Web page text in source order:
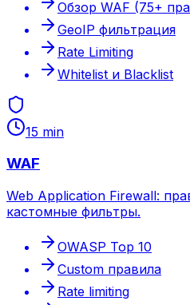
Обзор WAF (75+
GeoIP фильтрация
Rate Limiting
Whitelist и Blacklist
15 min
WAF
Web Application Firewall:
кастомные фильтры.
OWASP Top 10
Custom правила
Rate limiting